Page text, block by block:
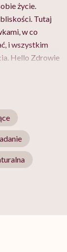
życie.
Tutaj
w co
i wszystkim
Hello Zdrowie